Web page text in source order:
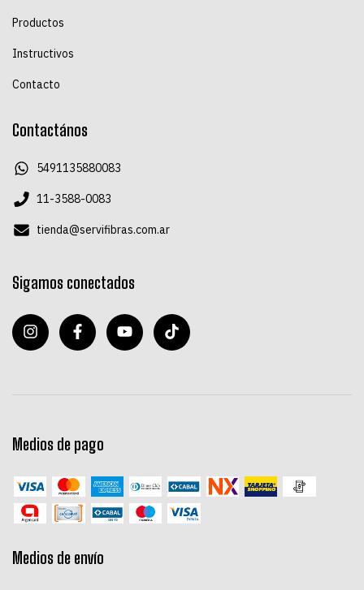
Productos
Instructivos
Contacto
Contactános
5491135880083
11-3588-0083
tienda@servifibras.com.ar
Sigamos conectados
Medios de pago
Medios de envío